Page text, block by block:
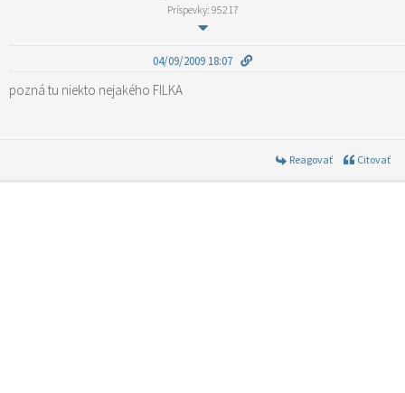
Príspevky: 95217
04/09/2009 18:07
pozná tu niekto nejakého FILKA
Reagovať Citovať